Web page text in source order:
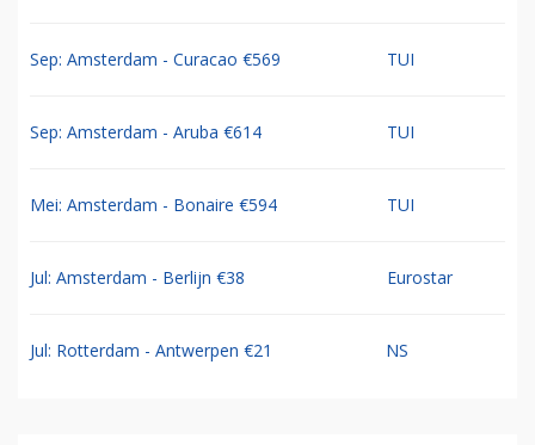
Sep: Amsterdam - Curacao €569 TUI
Sep: Amsterdam - Aruba €614 TUI
Mei: Amsterdam - Bonaire €594 TUI
Jul: Amsterdam - Berlijn €38 Eurostar
Jul: Rotterdam - Antwerpen €21 NS